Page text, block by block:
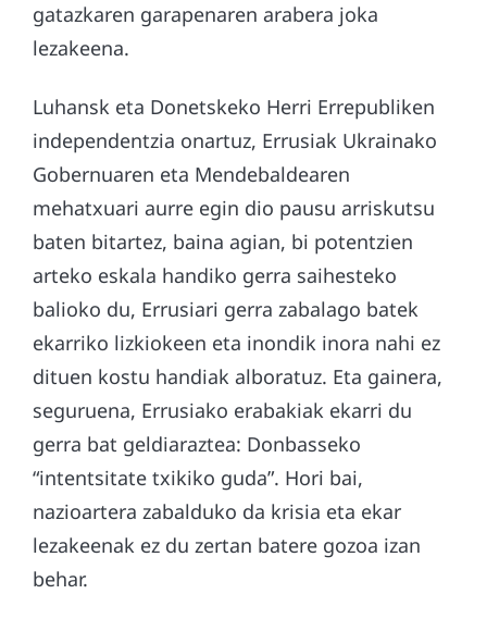
gatazkaren garapenaren arabera joka
lezakeena.
Luhansk eta Donetskeko Herri Errepubliken
independentzia onartuz, Errusiak Ukrainako
Gobernuaren eta Mendebaldearen
mehatxuari aurre egin dio pausu arriskutsu
baten bitartez, baina agian, bi potentzien
arteko eskala handiko gerra saihesteko
balioko du, Errusiari gerra zabalago batek
ekarriko lizkiokeen eta inondik inora nahi ez
dituen kostu handiak alboratuz. Eta gainera,
seguruena, Errusiako erabakiak ekarri du
gerra bat geldiaraztea: Donbasseko
“intentsitate txikiko guda”. Hori bai,
nazioartera zabalduko da krisia eta ekar
lezakeenak ez du zertan batere gozoa izan
behar.